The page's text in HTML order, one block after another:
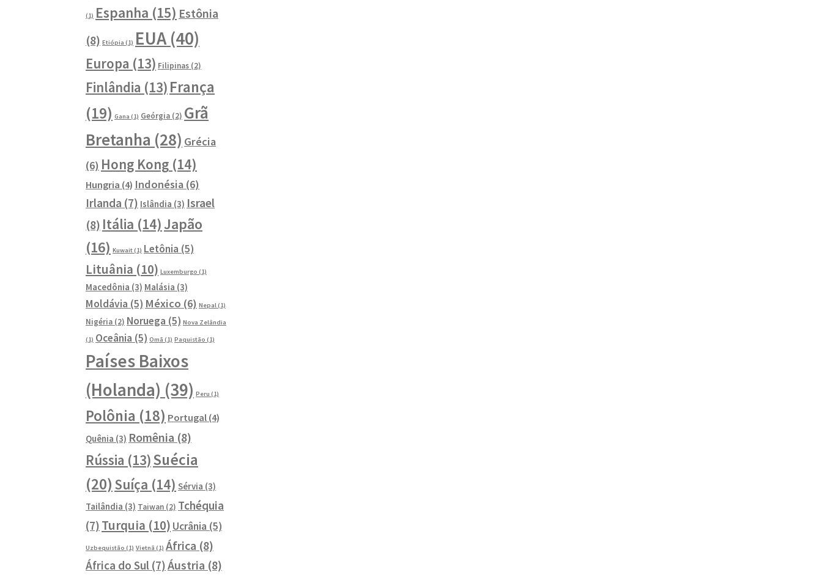
(1) Espanha (15) Estônia
(8) Etiópia (1) EUA(40)
Europa (13) Filipinas (2)
Finlândia (13) França
(19) Gana (1) Geórgia (2) Grã
Bretanha (28) Grécia
(6) Hong Kong (14)
Hungria (4) Indonésia (6)
Irlanda (7) Islândia (3) Israel
(8) Itália (14)Japão
(16) Kuwait(1) Letônia (5)
Lituânia (10) Luxemburgo (1)
Macedônia (3) Malásia (3)
Moldávia (5) México (6) Nepal(1)
Nigéria (2) Noruega (5) Nova Zelândia
(1) Oceânia (5) Omã (1) Paquistão (1)
Países Baixos
(Holanda) (39) Peru (1)
Polônia (18) Portugal (4)
Quênia (3) Romênia (8)
Rússia (13)Suécia
(20) Suíça (14) Sérvia (3)
Tailândia (3) Taiwan (2) Tchéquia
(7) Turquia (10) Ucrânia (5)
Uzbequistão (1) Vietnã (1) África (8)
África do Sul (7)Áustria (8)